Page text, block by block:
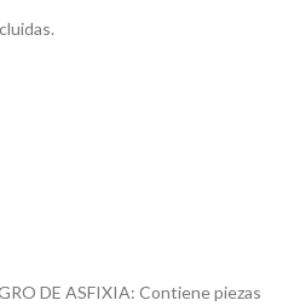
DE ASFIXIA: Contiene piezas